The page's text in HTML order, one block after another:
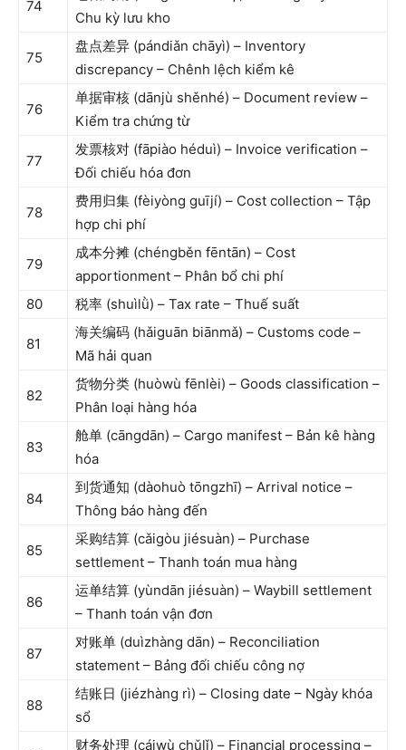
74
Chu kỳ lưu kho
75
盘点差异 (pándiǎn chāyì) – Inventory
discrepancy – Chênh lệch kiểm kê
76
单据审核 (dānjù shěnhé) – Document review –
Kiểm tra chứng từ
77
发票核对 (fāpiào héduì) – Invoice verification –
Đối chiếu hóa đơn
78
费用归集 (fèiyòng guījí) – Cost collection – Tập
hợp chi phí
79
成本分摊 (chéngběn fēntān) – Cost
apportionment – Phân bổ chi phí
80
税率 (shuìlǜ) – Tax rate – Thuế suất
81
海关编码 (hǎiguān biānmǎ) – Customs code –
Mã hải quan
82
货物分类 (huòwù fēnlèi) – Goods classification –
Phân loại hàng hóa
83
舱单 (cāngdān) – Cargo manifest – Bản kê hàng
hóa
84
到货通知 (dàohuò tōngzhī) – Arrival notice –
Thông báo hàng đến
85
采购结算 (cǎigòu jiésuàn) – Purchase
settlement – Thanh toán mua hàng
86
运单结算 (yùndān jiésuàn) – Waybill settlement
– Thanh toán vận đơn
87
对账单 (duìzhàng dān) – Reconciliation
statement – Bảng đối chiếu công nợ
88
结账日 (jiézhàng rì) – Closing date – Ngày khóa
sổ
财务处理 (cáiwù chǔlǐ) – Financial processing –